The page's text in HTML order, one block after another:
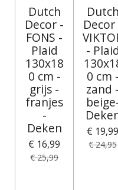
Dutch
Decor -
FONS -
Plaid
130x18
0 cm -
grijs -
franjes
-
Deken
€ 16,99
€ 25,99
Dutch
Decor
- Plaid
0 cm -
zand -
€ 19,99
€ 24,95